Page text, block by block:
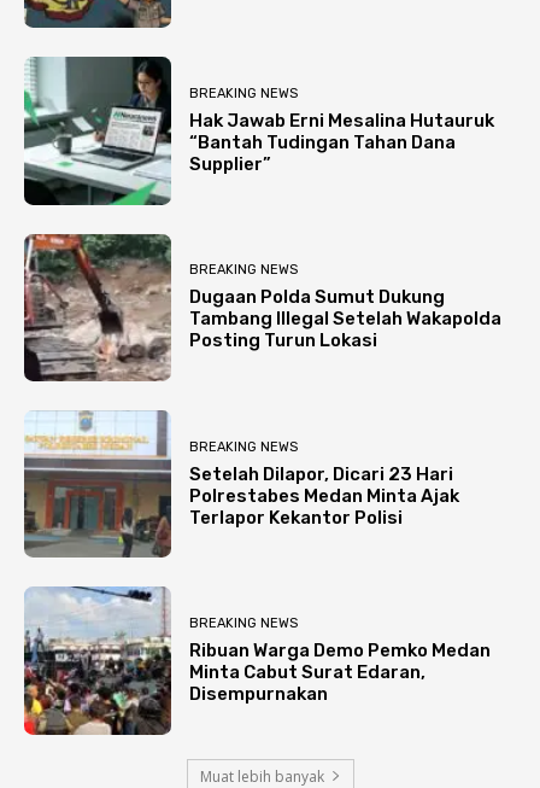
BREAKING NEWS
Hak Jawab Erni Mesalina Hutauruk
“Bantah Tudingan Tahan Dana
Supplier”
BREAKING NEWS
Dugaan Polda Sumut Dukung
Tambang Illegal Setelah Wakapolda
Posting Turun Lokasi
BREAKING NEWS
Setelah Dilapor, Dicari 23 Hari
Polrestabes Medan Minta Ajak
Terlapor Kekantor Polisi
BREAKING NEWS
Ribuan Warga Demo Pemko Medan
Minta Cabut Surat Edaran,
Disempurnakan
Muat lebih banyak